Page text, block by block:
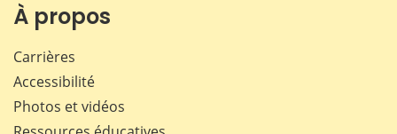
À propos
Carrières
Accessibilité
Photos et vidéos